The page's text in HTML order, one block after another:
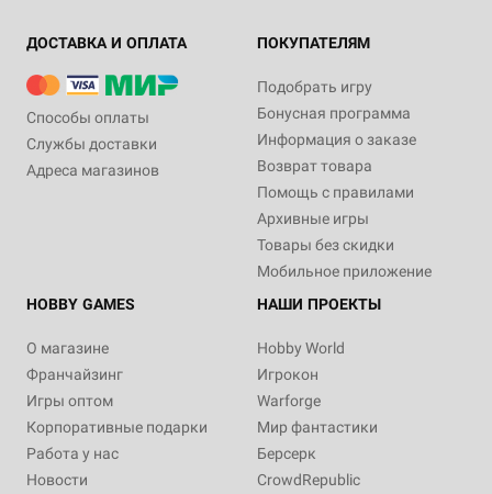
ДОСТАВКА И ОПЛАТА
Способы оплаты
Службы доставки
Адреса магазинов
ПОКУПАТЕЛЯМ
Подобрать игру
Бонусная программа
Информация о заказе
Возврат товара
Помощь с правилами
Архивные игры
Товары без скидки
Мобильное приложение
HOBBY GAMES
О магазине
Франчайзинг
Игры оптом
Корпоративные подарки
Работа у нас
Новости
НАШИ ПРОЕКТЫ
Hobby World
Игрокон
Warforge
Мир фантастики
Берсерк
CrowdRepublic